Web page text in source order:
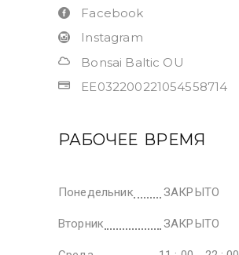
Facebook
Instagram
Bonsai Baltic OU
EE032200221054558714
РАБОЧЕЕ ВРЕМЯ
Понедельник ЗАКРЫТО
Вторник ЗАКРЫТО